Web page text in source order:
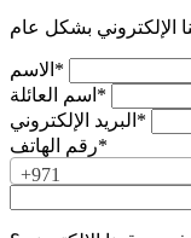
الإلكتروني بشكل عام
الاسم*
اسم العائلة*
البريد الإلكتروني*
رقم الهاتف*
+971